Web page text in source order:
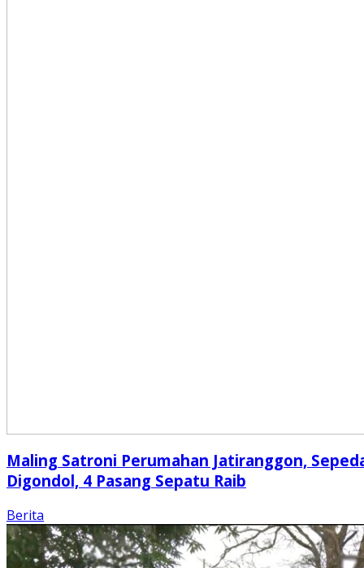
Maling Satroni Perumahan Jatiranggon,
Digondol, 4 Pasang Sepatu Raib
Berita